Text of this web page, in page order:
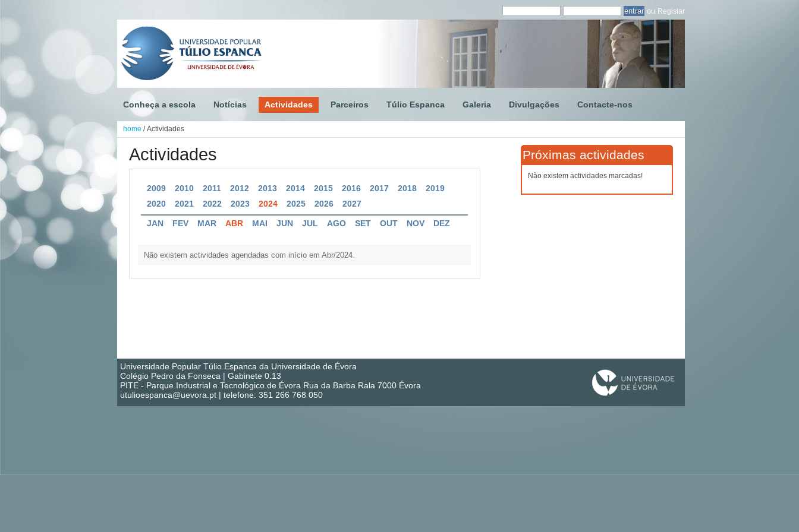
ou Registar
Conheça a escola Notícias Actividades Parceiros Túlio Espanca Galeria Divulgações Contacte-nos
home / Actividades
Actividades
2009 2010 2011 2012 2013 2014 2015 2016 2017 2018
2019
2020
2021 2022 2023 2024 2025 2026 2027
JAN FEV MAR ABR MAI JUN JUL AGO SET OUT NOV DEZ
Não existem actividades agendadas com início em Abr/2024.
Próximas actividades
Não existem actividades marcadas!
Universidade Popular Túlio Espanca da Universidade de Évora
Colégio Pedro da Fonseca | Gabinete 0.13
PITE - Parque Industrial e Tecnológico de Évora Rua da Barba Rala 7000 Évora
utulioespanca@uevora.pt | telefone: 351 266 768 050